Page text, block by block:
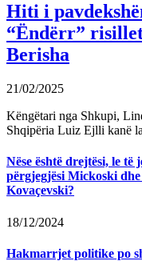
Hiti i
“Ëndërr”
Berisha
21/02/2025
Këngëtari nga Shkupi,
Shqipëria Luiz Ejlli kanë
Nëse është drejtësi, le
përgjegjësi Mickoski
Kovaçevski?
18/12/2024
Hakmarrjet politike po